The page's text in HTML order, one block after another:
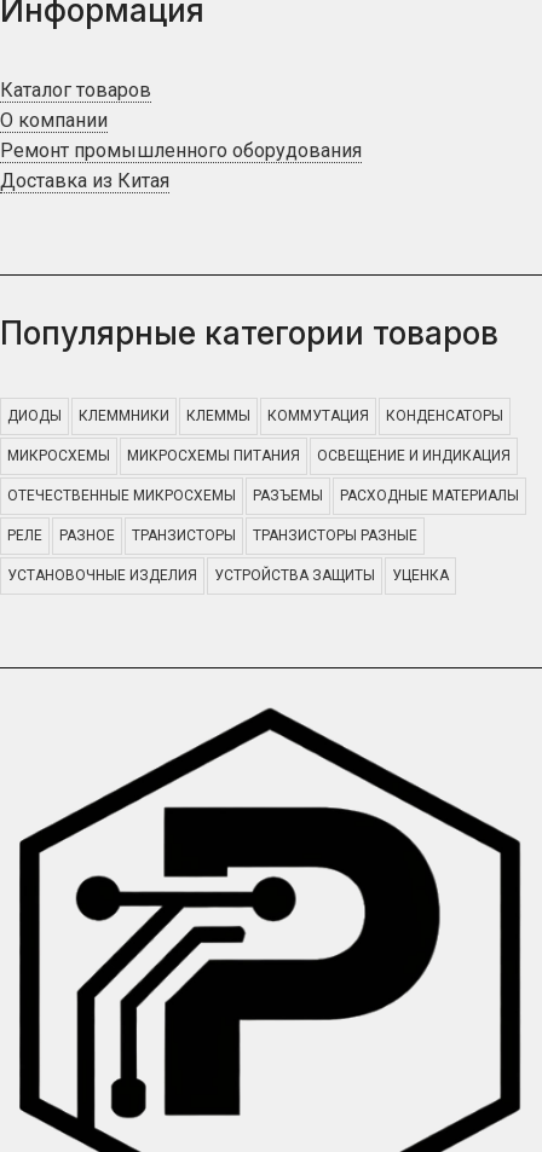
Информация
Каталог товаров
О компании
Ремонт промышленного оборудования
Доставка из Китая
Популярные категории товаров
ДИОДЫ КЛЕММНИКИ КЛЕММЫ КОММУТАЦИЯ КОНДЕНСАТОРЫ
МИКРОСХЕМЫ МИКРОСХЕМЫ ПИТАНИЯ ОСВЕЩЕНИЕ И ИНДИКАЦИЯ
ОТЕЧЕСТВЕННЫЕ МИКРОСХЕМЫ РАЗЪЕМЫ РАСХОДНЫЕ МАТЕРИАЛЫ
РЕЛЕ РАЗНОЕ ТРАНЗИСТОРЫ ТРАНЗИСТОРЫ РАЗНЫЕ
УСТАНОВОЧНЫЕ ИЗДЕЛИЯ УСТРОЙСТВА ЗАЩИТЫ УЦЕНКА